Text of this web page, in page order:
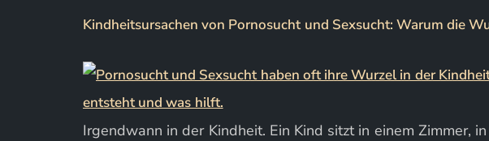
Kindheitsursachen von Pornosucht und Sexsucht: Warum die
Irgendwann in der Kindheit. Ein Kind sitzt in einem Zimmer,